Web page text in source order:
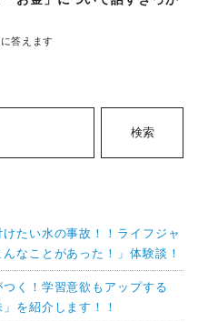
答えます
検索
たい水の事故！！ライフジャ
なことがあった！」体験談！
く！学習意欲もアップする
を紹介します！！